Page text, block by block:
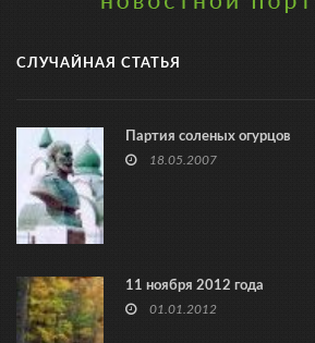
СЛУЧАЙНАЯ СТАТЬЯ
Партия соленых огурцов
18.05.2007
11 ноября 2012 года
01.01.2012